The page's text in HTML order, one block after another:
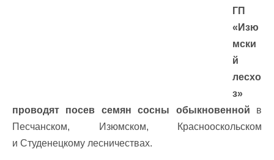
ГП
«Изю
мски
й
лесхо
з»
проводят посев семян сосны обыкновенной в
Песчанском, Изюмском, Краснооскольском
и Студенецкому лесничествах.